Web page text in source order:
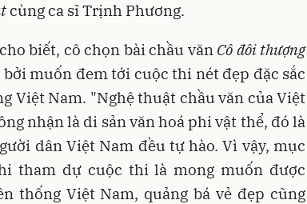
cùng ca sĩ Trịnh Phương.
biết, cô chọn bài chầu văn Cô đôi thượng
muốn đem tới cuộc thi nét đẹp đặc sắc
Việt Nam. "Nghệ thuật chầu văn của Việt
nhận là di sản văn hoá phi vật thể, đó là
dân Việt Nam đều tự hào. Vì vậy, mục
tham dự cuộc thi là mong muốn được
thống Việt Nam, quảng bá vẻ đẹp cũng